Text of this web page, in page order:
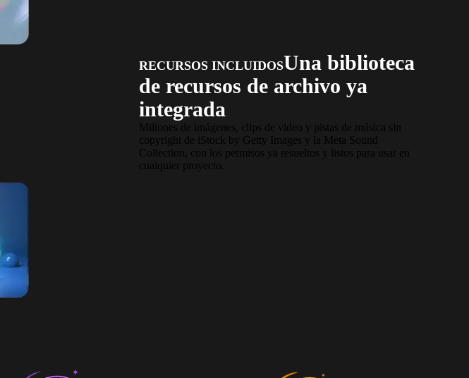
RECURSOS INCLUIDOSUna biblioteca
de recursos de archivo ya
integrada
Millones de imágenes, clips de video y pistas de música sin
copyright de iStock by Getty Images y la Meta Sound
Collection, con los permisos ya resueltos y listos para usar en
cualquier proyecto.